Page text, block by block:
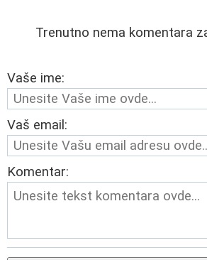
Trenutno nema komentara
Vaše ime:
Vaš email:
Komentar: